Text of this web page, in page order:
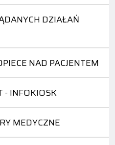
DZIAŁAŃ
NAD PACJENTEM
- INFOKIOSK
MEDYCZNE